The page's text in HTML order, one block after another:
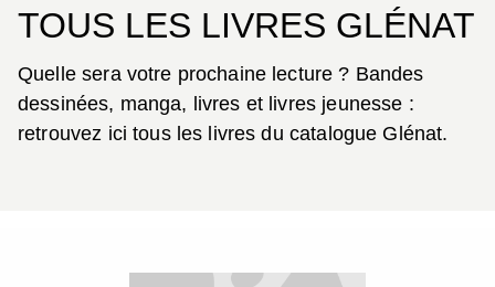
TOUS LES LIVRES GLÉNAT
Quelle sera votre prochaine lecture ? Bandes
dessinées, manga, livres et livres jeunesse :
retrouvez ici tous les livres du catalogue Glénat.